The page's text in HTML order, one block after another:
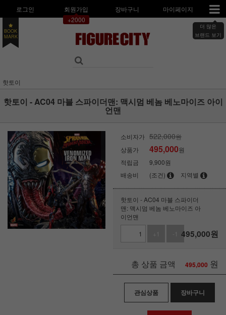
로그인
회원가입
+2000
장바구니 마이페이지
더 많은
브랜드 보기
BOOK
MARK
핫토이
핫토이 - AC04 마블 스파이더맨: 맥시멈 베놈 베노마이즈 아이
언맨
소비자가 522,000원
상품가
495,000원
적립금
9,900원
배송비
(조건) 지역별
핫토이 - AC04 마블 스파이더
맨: 맥시멈 베놈 베노마이즈 아
이언맨
+1
-1 495,000원
총 상품 금액 495,000 원
관심상품 장바구니